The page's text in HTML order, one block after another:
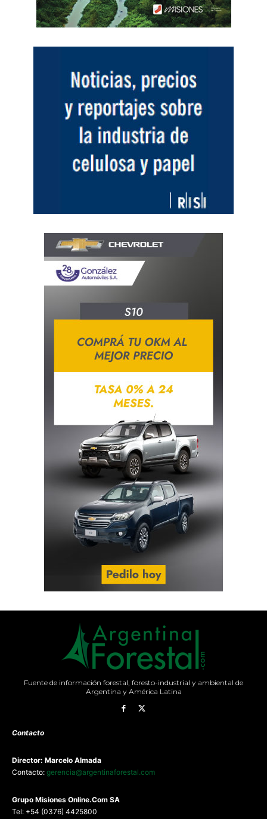
Fuente de información forestal, foresto-industrial y ambiental de
Argentina y América Latina
Contacto
Director: Marcelo Almada
Contacto: gerencia@argentinaforestal.com
Grupo Misiones Online.Com SA
Tel: +54 (0376) 4425800